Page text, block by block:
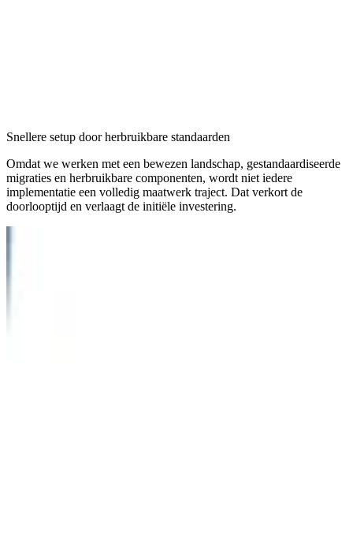
Snellere setup door herbruikbare standaarden
Omdat we werken met een bewezen landschap, gestandaardiseerde
migraties en herbruikbare componenten, wordt niet iedere
implementatie een volledig maatwerk traject. Dat verkort de
doorlooptijd en verlaagt de initiële investering.